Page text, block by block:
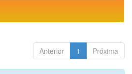
Anterior 1 Próxima